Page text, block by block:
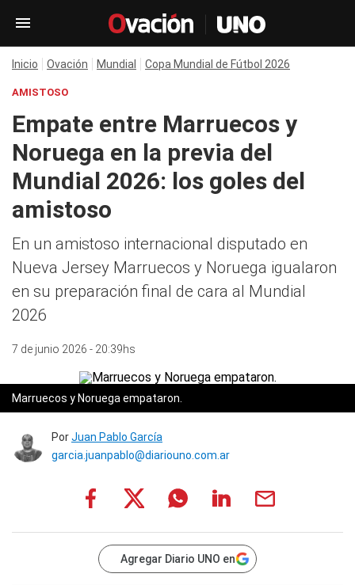
Inicio Ovación Mundial Copa Mundial de Fútbol 2026
AMISTOSO
Empate entre Marruecos y
Noruega en la previa del
Mundial 2026: los goles del
amistoso
En un amistoso internacional disputado en
Nueva Jersey Marruecos y Noruega igualaron
en su preparación final de cara al Mundial
2026
7 de junio 2026 - 20:39hs
Marruecos y Noruega empataron.
PorJuan Pablo García
garcia.juanpablo@diariouno.com.ar
Agregar Diario UNO en